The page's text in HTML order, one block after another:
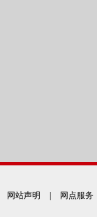
网站声明 网点服务